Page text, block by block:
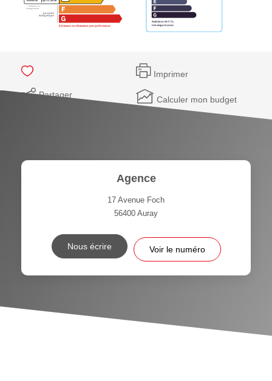
Imprimer
Partager Calculer mon budget
Agence
17 Avenue Foch
56400 Auray
Nous écrire Voir le numéro